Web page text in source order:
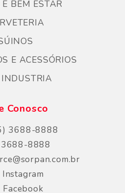
BEM ESTAR
E ACESSÓRIOS
Conosco
3688-8888
8888
Instagram
Facebook